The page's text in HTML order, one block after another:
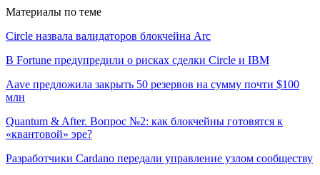
Материалы по теме
Circle назвала валидаторов блокчейна Arc
В Fortune предупредили о рисках сделки Circle и IBM
Aave предложила закрыть 50 резервов на сумму почти $100
млн
Quantum & After. Вопрос №2: как блокчейны готовятся к
«квантовой» эре?
Разработчики Cardano передали управление узлом сообществу